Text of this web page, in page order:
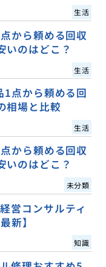
生活
から頼める回収
いのはどこ？
生活
1点から頼める回
相場と比較
生活
から頼める回収
いのはどこ？
未分類
営コンサルティ
新】
知識